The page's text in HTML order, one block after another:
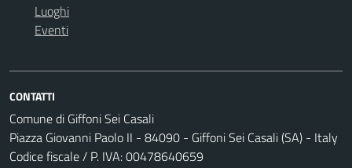
Luoghi
Eventi
CONTATTI
Comune di Giffoni Sei Casali
Piazza Giovanni Paolo II - 84090 - Giffoni Sei Casali (SA) - Italy
Codice fiscale / P. IVA: 00478640659